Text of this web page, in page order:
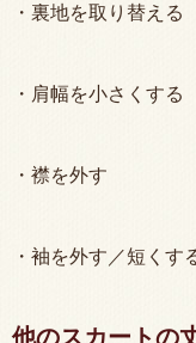
・裏地を取り替える
・肩幅を小さくする
・襟を外す
・袖を外す／短くす
他のスカートの